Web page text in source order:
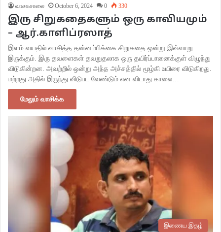
வாசகசாலை October 6, 2024 0 330
இரு சிறுகதைகளும் ஒரு காவியமும்
– ஆர்.காளிப்ரஸாத்
இளம் வயதில் வாசித்த தன்னம்பிக்கை சிறுகதை ஒன்று இவ்வாறு
இருக்கும். இரு தவளைகள் தவறுதலாக ஒரு தயிர்ப்பானைக்குள் விழுந்து
விடுகின்றன. அவற்றில் ஒன்று அந்த அச்சத்தில் மூழ்கி உயிரை விடுகிறது.
மற்றது அதில் இருந்து விடுபட வேண்டும் என விடாது காலை…
மேலும் வாசிக்க
இணைய இதழ்